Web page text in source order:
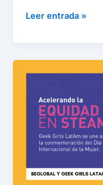
Leer entrada »
Geek
Girls
LATAM
join
forces
empower